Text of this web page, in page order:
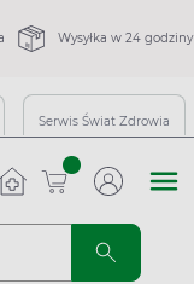
Wysyłka w 24 godziny
Serwis Świat Zdrowia
sztuk